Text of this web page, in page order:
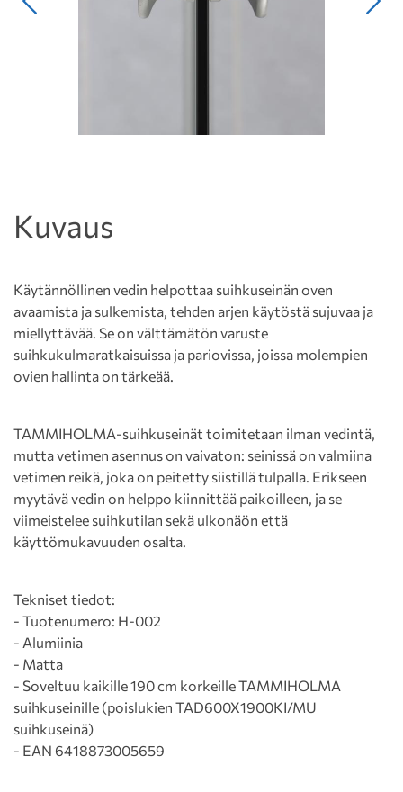
Edellinen
Kuvaus
Käytännöllinen vedin helpottaa suihkuseinän oven
avaamista ja sulkemista, tehden arjen käytöstä sujuvaa ja
miellyttävää. Se on välttämätön varuste
suihkukulmaratkaisuissa ja pariovissa, joissa molempien
ovien hallinta on tärkeää.
TAMMIHOLMA-suihkuseinät toimitetaan ilman vedintä,
mutta vetimen asennus on vaivaton: seinissä on valmiina
vetimen reikä, joka on peitetty siistillä tulpalla. Erikseen
myytävä vedin on helppo kiinnittää paikoilleen, ja se
viimeistelee suihkutilan sekä ulkonäön että
käyttömukavuuden osalta.
Tekniset tiedot:
- Tuotenumero: H-002
- Alumiinia
- Matta
- Soveltuu kaikille 190 cm korkeille TAMMIHOLMA
suihkuseinille (poislukien TAD600X1900KI/MU
suihkuseinä)
- EAN 6418873005659